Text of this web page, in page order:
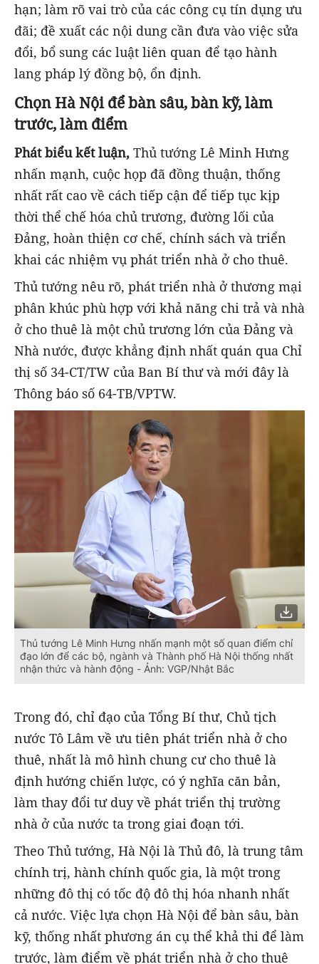
hạn; làm rõ vai trò của các công cụ tín dụng ưu
đãi; đề xuất các nội dung cần đưa vào việc sửa
đổi, bổ sung các luật liên quan để tạo hành
lang pháp lý đồng bộ, ổn định.
Chọn Hà Nội để bàn sâu, bàn kỹ, làm
trước, làm điểm
Phát biểu kết luận, Thủ tướng Lê Minh Hưng
nhấn mạnh, cuộc họp đã đồng thuận, thống
nhất rất cao về cách tiếp cận để tiếp tục kịp
thời thể chế hóa chủ trương, đường lối của
Đảng, hoàn thiện cơ chế, chính sách và triển
khai các nhiệm vụ phát triển nhà ở cho thuê.
Thủ tướng nêu rõ, phát triển nhà ở thương mại
phân khúc phù hợp với khả năng chi trả và nhà
ở cho thuê là một chủ trương lớn của Đảng và
Nhà nước, được khẳng định nhất quán qua Chỉ
thị số 34-CT/TW của Ban Bí thư và mới đây là
Thông báo số 64-TB/VPTW.
Thủ tướng Lê Minh Hưng nhấn mạnh một số quan điểm chỉ
đạo lớn để các bộ, ngành và Thành phố Hà Nội thống nhất
nhận thức và hành động - Ảnh: VGP/Nhật Bắc
Trong đó, chỉ đạo của Tổng Bí thư, Chủ tịch
nước Tô Lâm về ưu tiên phát triển nhà ở cho
thuê, nhất là mô hình chung cư cho thuê là
định hướng chiến lược, có ý nghĩa căn bản,
làm thay đổi tư duy về phát triển thị trường
nhà ở của nước ta trong giai đoạn tới.
Theo Thủ tướng, Hà Nội là Thủ đô, là trung tâm
chính trị, hành chính quốc gia, là một trong
những đô thị có tốc độ đô thị hóa nhanh nhất
cả nước. Việc lựa chọn Hà Nội để bàn sâu, bàn
kỹ, thống nhất phương án cụ thể khả thi để làm
trước, làm điểm về phát triển nhà ở cho thuê